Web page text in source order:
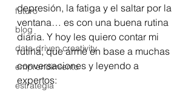
futuro
blog
data-driven creativity
emprendimiento
estrategia
depresión, la fatiga y el saltar por la
ventana… es con una buena rutina
diaria. Y hoy les quiero contar mi
rutina, que armé en base a muchas
conversaciones y leyendo a
expertos: